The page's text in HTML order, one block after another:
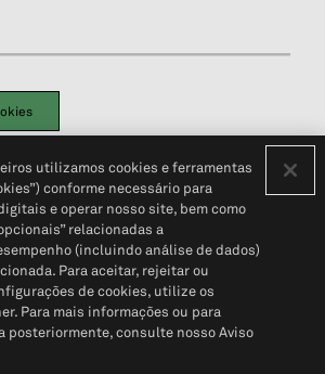
Portal de privacidade do cliente (em inglês)
Pessoais© 2026 S&P Global
utilizamos cookies e ferramentas
conforme necessário para
e operar nosso site, bem como
relacionadas a
(incluindo análise de dados)
Para aceitar, rejeitar ou
de cookies, utilize os
Para mais informações ou para
posteriormente, consulte nosso Aviso